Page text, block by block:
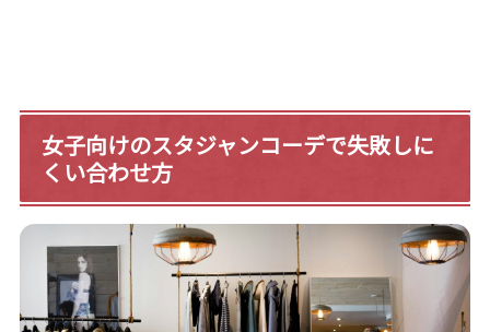
女子向けのスタジャンコーデで失敗しに
くい合わせ方